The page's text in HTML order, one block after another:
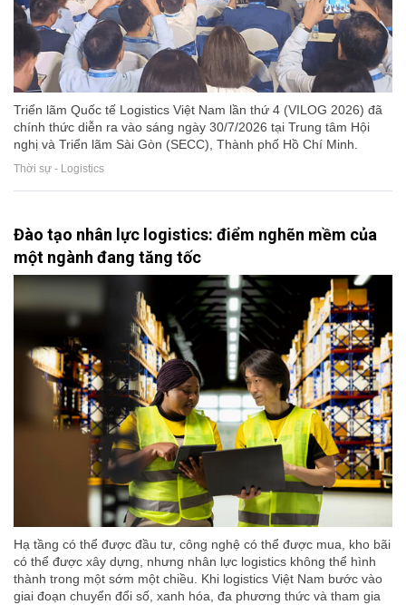
Triển lãm Quốc tế Logistics Việt Nam lần thứ 4 (VILOG 2026) đã
chính thức diễn ra vào sáng ngày 30/7/2026 tại Trung tâm Hội
nghị và Triển lãm Sài Gòn (SECC), Thành phố Hồ Chí Minh.
Thời sự - Logistics
Đào tạo nhân lực logistics: điểm nghẽn mềm của
một ngành đang tăng tốc
Hạ tầng có thể được đầu tư, công nghệ có thể được mua, kho bãi
có thể được xây dựng, nhưng nhân lực logistics không thể hình
thành trong một sớm một chiều. Khi logistics Việt Nam bước vào
giai đoạn chuyển đổi số, xanh hóa, đa phương thức và tham gia